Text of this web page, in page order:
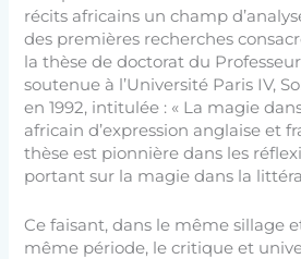
récits africains un champ
des premières recherches
la thèse de doctorat du
soutenue à l’Université Paris IV,
en 1992, intitulée : « La magie
africain d’expression anglaise et
thèse est pionnière dans les
portant sur la magie dans la
Ce faisant, dans le même sillage
même période, le critique et